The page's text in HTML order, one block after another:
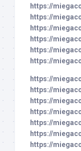
https://
https://
https://
https://
https://
https://
https://
https://
https://
https://
https://
https://
https://